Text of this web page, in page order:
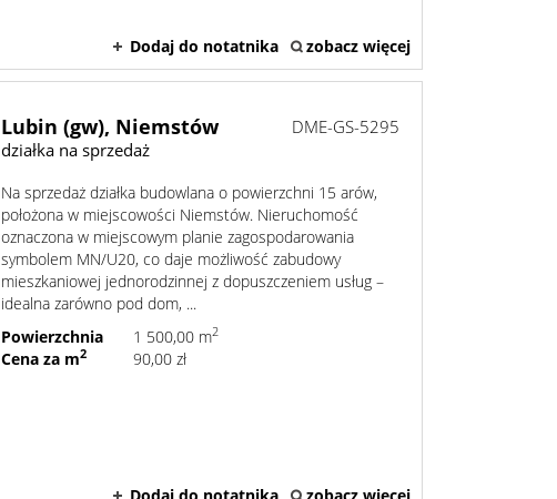
Dodaj do notatnika zobacz więcej
Lubin (gw), Niemstów
działka na sprzedaż
DME-GS-5295
Na sprzedaż działka budowlana o powierzchni 15 arów,
położona w miejscowości Niemstów. Nieruchomość
oznaczona w miejscowym planie zagospodarowania
symbolem MN/U20, co daje możliwość zabudowy
mieszkaniowej jednorodzinnej z dopuszczeniem usług –
idealna zarówno pod dom, ...
Powierzchnia
1 500,00 m2
Cena za m2 90,00 zł